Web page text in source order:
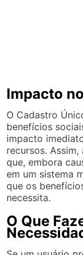
Impacto
O Cadastro
benefícios
impacto
recursos.
que, embora
em um sistema
que os
necessita.
O Que